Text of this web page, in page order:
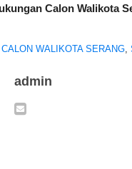
Calon Walikota
CALON WALIKOTA SERANG,
admin